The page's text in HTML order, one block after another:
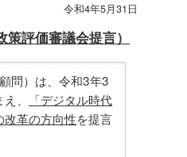
令和4年5月31日
評価審議会提言）
問）は、令和3年3
、
「デジタル時代
革の方向性を提言